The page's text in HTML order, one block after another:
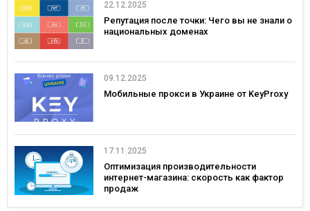
22.12.2025
Репутация после точки: Чего вы не знали о
национальных доменах
09.12.2025
Мобильные прокси в Украине от KeyProxy
17.11.2025
Оптимизация производительности
интернет-магазина: скорость как фактор
продаж